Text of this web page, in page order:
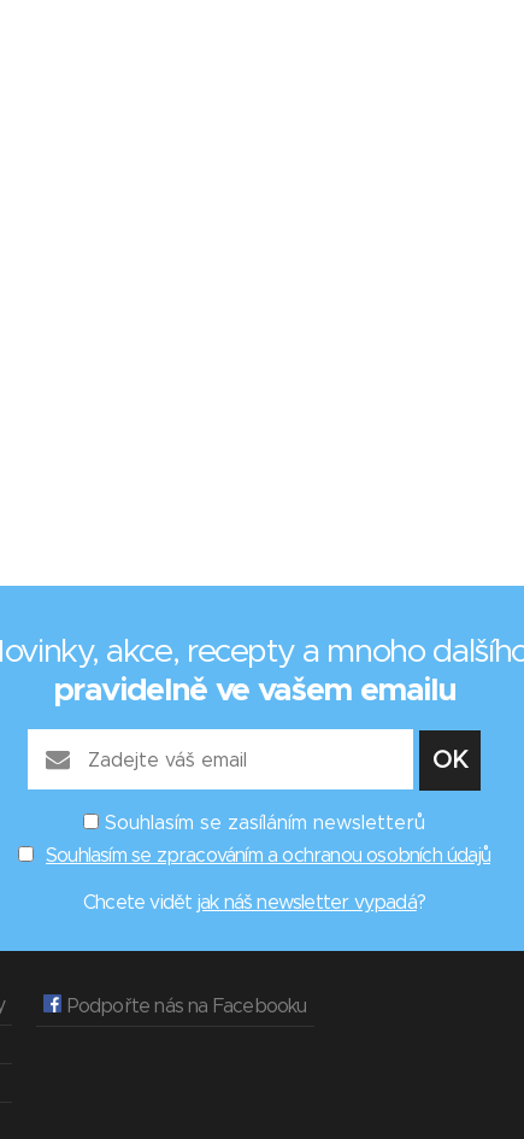
akce, recepty a mnoho
pravidelně ve vašem emailu
Souhlasím se zasíláním newsletterů
Souhlasím se zpracováním a ochranou osobních údajů
Chcete vidět jak náš newsletter vypadá?
Podpořte nás na Facebooku